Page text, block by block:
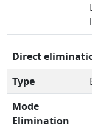
Direct
Type
Mode
Elimination